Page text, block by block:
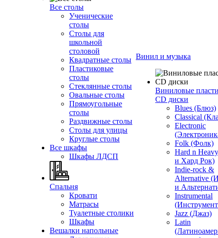
Все столы
Ученические
столы
Столы для
школьной
столовой
Квадратные столы
Пластиковые
столы
Стеклянные столы
Овальные столы
Прямоугольные
столы
Раздвижные столы
Столы для улицы
Круглые столы
Все шкафы
Шкафы ЛДСП
Спальня
Кровати
Матрасы
Туалетные столики
Шкафы
Вешалки напольные
Винил и музыка
Виниловые
CD диски
Blues (Блюз)
Classical
Electronic
Folk (Фолк)
Hard n
и Хард Рок)
Indie-rock &
Alternative
и
Instrumental
Jazz (Джаз)
Latin